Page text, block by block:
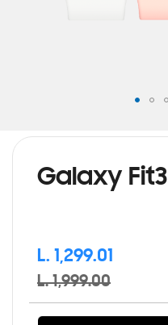
Galaxy Fit3
L. 1,299.01
L. 1,999.00
comienzo